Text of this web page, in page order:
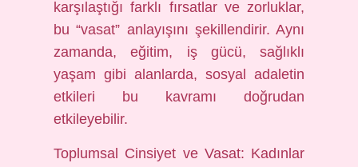
karşılaştığı farklı fırsatlar ve zorluklar,
bu “vasat” anlayışını şekillendirir. Aynı
zamanda, eğitim, iş gücü, sağlıklı
yaşam gibi alanlarda, sosyal adaletin
etkileri bu kavramı doğrudan
etkileyebilir.
Toplumsal Cinsiyet ve Vasat: Kadınlar